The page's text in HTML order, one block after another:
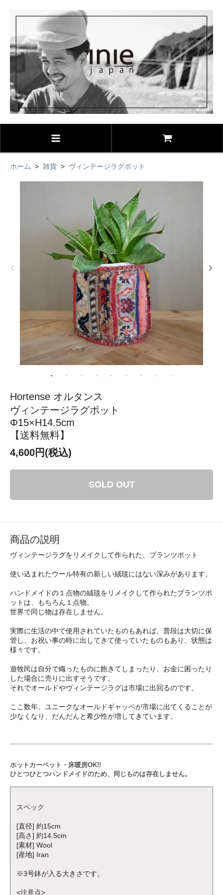
ホーム > 雑貨 > ヴィンテージラグポット
Hortense オルタンス
ヴィンテージラグポット
Φ15×H14.5cm
【送料無料】
4,600円(税込)
SOLD OUT
商品の説明
ヴィンテージラグをリメイクして作られた、プランツポット
使い込まれたウール特有の新しい絨毯にはない深みがあります。
ハンドメイドの１点物の絨毯をリメイクして作られたプランツポ
ットは、もちろん１点物。
世界で同じ物は存在しません。
実際に生活の中で使用されていたものもあれば、普段は大切に保
管し、お祝い事の時に出してきて使っていたものもあり、状態は
様々です。
遊牧民は自分で織ったものに飽きてしまったり、お金に困ったり
した場合に売りに出すそうです。
それでオールドやヴィンテージラグは市場に出回るのです。
ここ数年、ユニークなオールドギャッベが市場に出てくることが
少なくなり、だんだんと希少性が増してきています。
ホットカーペット・床暖房OK!!
ひとつひとつハンドメイドのため、同じものは存在しません。
スペック
[直径] 約15cm
[高さ] 約14.5cm
[素材] Wool
[産地] Iran
※3号鉢が入る大きさです。
<注意点>